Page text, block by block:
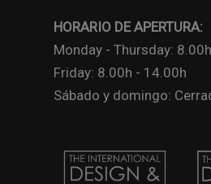
HORARIO DE APERTURA:
Monday - Thursday:
Friday: 8.00h - 14.00h
Sábado y domingo: